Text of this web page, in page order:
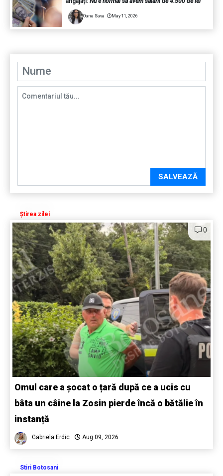
Oana Sava May 11, 2026
SALVEAZĂ
Știrea zilei
0
Omul care a șocat o țară după ce a ucis cu
bâta un câine la Zosin pierde încă o bătălie în
instanță
Gabriela Erdic Aug 09, 2026
Stiri Botosani